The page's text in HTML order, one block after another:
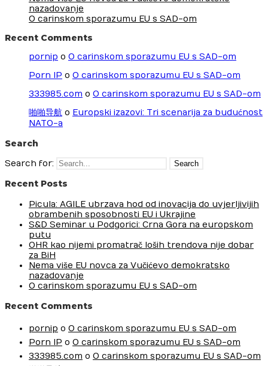
nazadovanje
O carinskom sporazumu EU s SAD-om
Recent Comments
pornip o O carinskom sporazumu EU s SAD-om
Porn IP o O carinskom sporazumu EU s SAD-om
333985.com o O carinskom sporazumu EU s SAD-om
啪啪导航 o Europski izazovi: Tri scenarija za budućnost
NATO-a
Search
Search for:
Recent Posts
Picula: AGILE ubrzava hod od inovacija do uvjerljivijih
obrambenih sposobnosti EU i Ukrajine
S&D Seminar u Podgorici: Crna Gora na europskom
putu
OHR kao nijemi promatrač loših trendova nije dobar
za BiH
Nema više EU novca za Vučićevo demokratsko
nazadovanje
O carinskom sporazumu EU s SAD-om
Recent Comments
pornip o O carinskom sporazumu EU s SAD-om
Porn IP o O carinskom sporazumu EU s SAD-om
333985.com o O carinskom sporazumu EU s SAD-om